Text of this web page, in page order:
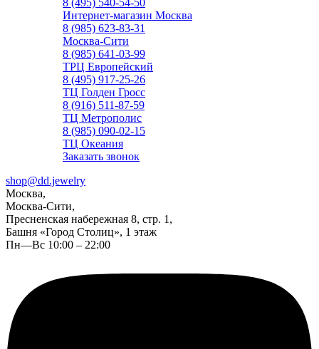
8 (495) 540-54-50
Интернет-магазин Москва
8 (985) 623-83-31
Москва-Сити
8 (985) 641-03-99
ТРЦ Европейский
8 (495) 917-25-26
ТЦ Голден Гросс
8 (916) 511-87-59
ТЦ Метрополис
8 (985) 090-02-15
ТЦ Океания
Заказать звонок
shop@dd.jewelry
Москва,
Москва-Сити,
Пресненская набережная 8, стр. 1,
Башня «Город Столиц», 1 этаж
Пн—Вс 10:00 – 22:00